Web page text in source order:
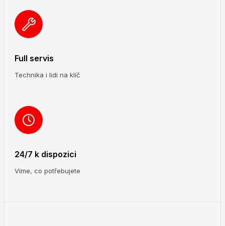
Full servis
Technika i lidi na klíč
24/7 k dispozici
Víme, co potřebujete